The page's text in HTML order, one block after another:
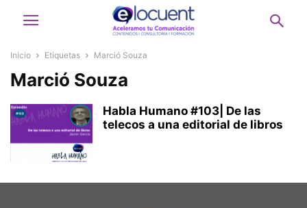
Inicio Etiquetas Marció Souza
Marció Souza
Habla Humano #103| De las
telecos a una editorial de libros